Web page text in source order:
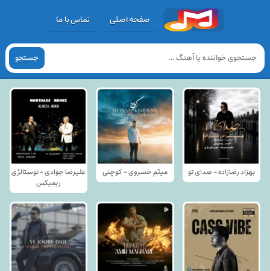
صفحه اصلی تماس با ما
جستجو
بهزاد رضازاده - صدای تو میثم خسروی - کوچنی
علیرضا جوادی - نوستالژی
ریمیکس